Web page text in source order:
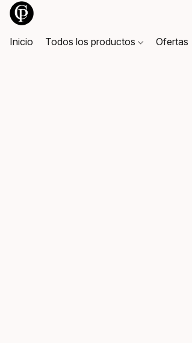
Inicio Todos los productos Ofertas